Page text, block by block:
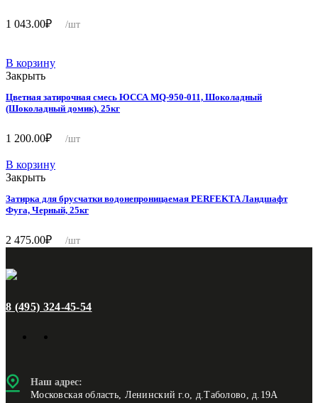
1 043.00₽ /шт
В корзину
Закрыть
Цветная затирочная смесь ЮССА MQ-950-011, Шоколадный
(Шоколадный домик), 25кг
1 200.00₽ /шт
В корзину
Закрыть
Затирка для брусчатки водонепроницаемая PERFEKTA Ландшафт
Фуга, Черный, 25кг
2 475.00₽ /шт
8 (495) 324-45-54
Наш адрес:
Московская область, Ленинский г.о, д.Таболово, д.19А